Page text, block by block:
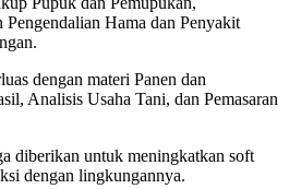
Pengendalian Hama dan Penyakit
dengan materi Panen dan
Analisis Usaha Tani, dan Pemasaran
diberikan untuk meningkatkan soft
dengan lingkungannya.